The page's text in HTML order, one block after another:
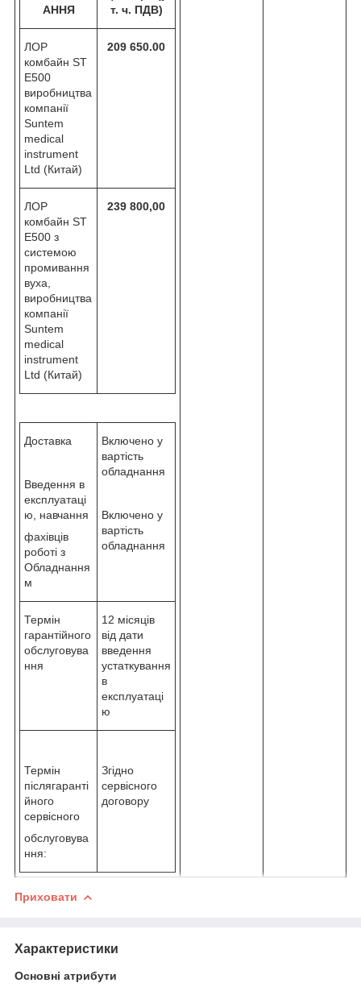
АННЯ
т. ч. ПДВ)
ЛОР
комбайн ST
E500
виробництва
компанії
Suntem
medical
instrument
Ltd (Китай)
209 650.00
ЛОР
комбайн ST
E500 з
системою
промивання
вуха,
виробництва
компанії
Suntem
medical
instrument
Ltd (Китай)
239 800,00
Доставка
Введення в
експлуатаці
ю, навчання
фахівців
роботі з
Обладнання
м
Включено у
вартість
обладнання
Включено у
вартість
обладнання
Термін
гарантійного
обслуговува
ння
12 місяців
від дати
введення
устаткування
в
експлуатаці
ю
Термін
післягаранті
йного
сервісного
обслуговува
ння:
Згідно
сервісного
договору
Приховати
Характеристики
Основні атрибути